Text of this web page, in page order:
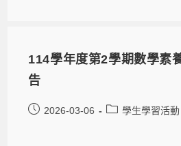
114學年度第2學期數學素
告
2026-03-06 學生學習活動